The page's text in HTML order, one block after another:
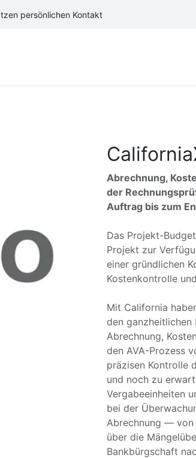
persönlichen Kontakt
Abrechnung,
der
Auftrag bis zum
Das Projekt-
Projekt zur
einer gründlichen
Kostenkontrolle
Mit California
den ganzheitlichen
Abrechnung,
den AVA-Prozess
präzisen Kontrolle
und noch zu
Vergabeeinheiten
bei der
Abrechnung — von
über die
Bankbürgschaft